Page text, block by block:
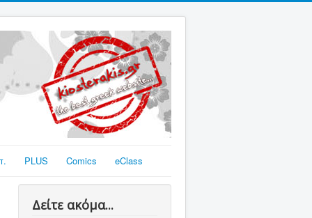
PLUS Comics eClass
Δείτε ακόμα...